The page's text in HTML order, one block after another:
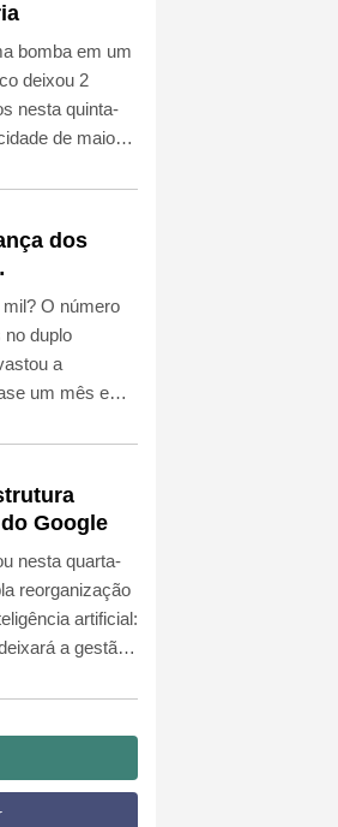
bomba em um
deixou 2
nesta quinta-
de maioria
agência de
dos
nosO número
no duplo
a
um mês e
não se
Google
nesta quarta-
reorganização
artificial:
a gestão
mais
à estratégia de